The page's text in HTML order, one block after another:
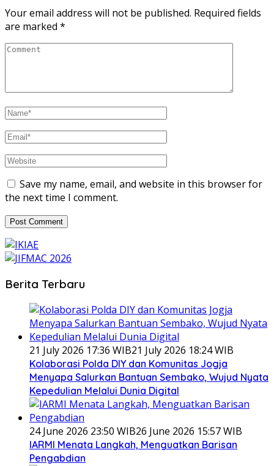
Your email address will not be published. Required fields
are marked *
Save my name, email, and website in this browser for
the next time I comment.
Berita Terbaru
21 July 2026 17:36 WIB21 July 2026 18:24 WIB
Kolaborasi Polda DIY dan Komunitas Jogja
Menyapa Salurkan Bantuan Sembako, Wujud Nyata
Kepedulian Melalui Dunia Digital
24 June 2026 23:50 WIB26 June 2026 15:57 WIB
IARMI Menata Langkah, Menguatkan Barisan
Pengabdian